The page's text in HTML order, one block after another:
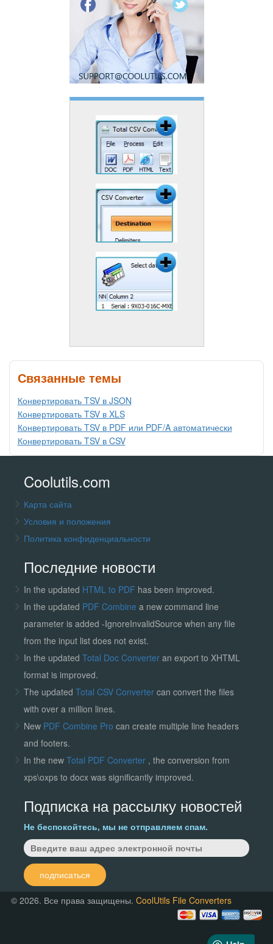
Связанные темы
Конвертировать TSV в JSON
Конвертировать TSV в XLS
Конвертировать TSV в PDF или PDF/A автоматически
Конвертировать TSV в CSV
Coolutils.com
Карта сайта
Условия и положения
Политика конфиденциальности
Последние новости
In the updated HTML to PDF has been improved.
In the updated PDF Combine a new command line
parameter is added -IgnoreInvalidSource when any file
from the input list does not exist.
In the updated Total Doc Converter an export to XHTML
format is improved.
The updated Total CSV Convertercan convert the files
with over a million lines.
New PDF Combine Pro can create multiple line headers
and footers.
In the new Total PDF Converter , the conversion from
xps\oxps to docx was significantly improved.
Подписка на рассылку новостей
Не беспокойтесь, мы не отправляем спам.
подписаться
© 2026. Все права защищены.CoolUtils File Converters